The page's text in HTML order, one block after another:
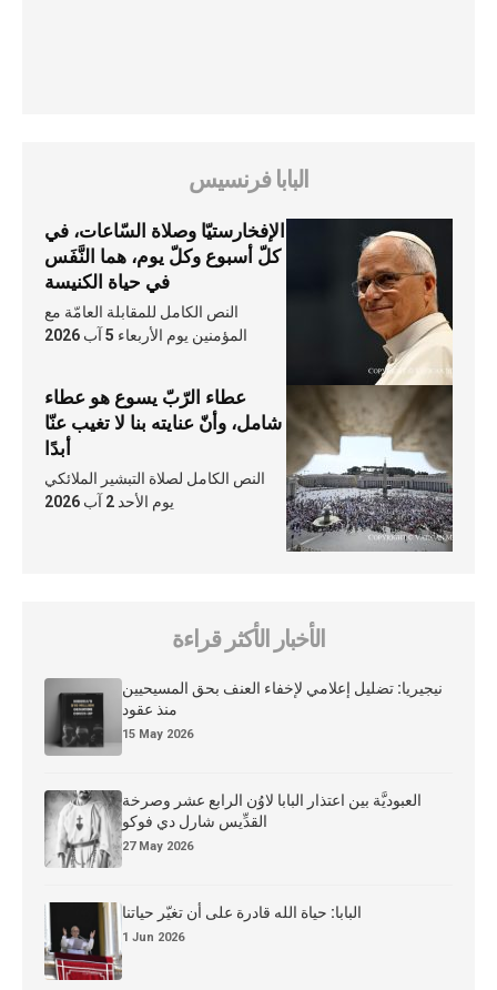
البابا فرنسيس
الإفخارستيّا وصلاة السّاعات، في
كلّ أسبوع وكلّ يوم، هما النَّفَس
في حياة الكنيسة
النص الكامل للمقابلة العامّة مع
المؤمنين يوم الأربعاء 5 آب 2026
عطاء الرّبّ يسوع هو عطاء
شامل، وأنّ عنايته بنا لا تغيب عنّا
أبدًا
النص الكامل لصلاة التبشير الملائكي
يوم الأحد 2 آب 2026
الأخبار الأكثر قراءة
نيجيريا: تضليل إعلامي لإخفاء العنف بحق المسيحيين
منذ عقود
15 May 2026
العبوديَّة بين اعتذار البابا لاوُن الرابع عشر وصرخة
القدِّيس شارل دي فوكو
27 May 2026
البابا: حياة الله قادرة على أن تغيّر حياتنا
1 Jun 2026